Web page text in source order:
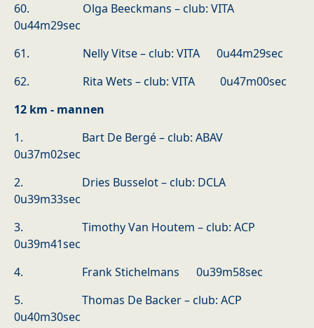
60. Olga Beeckmans – club: VITA
0u44m29sec
61. Nelly Vitse – club: VITA 0u44m29sec
62. Rita Wets – club: VITA 0u47m00sec
12 km - mannen
1. Bart De Bergé – club: ABAV
0u37m02sec
2. Dries Busselot – club: DCLA
0u39m33sec
3. Timothy Van Houtem – club: ACP
0u39m41sec
4. Frank Stichelmans 0u39m58sec
5. Thomas De Backer – club: ACP
0u40m30sec